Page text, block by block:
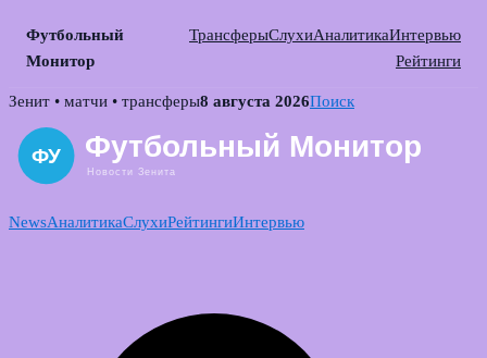
Футбольный
Монитор
ТрансферыСлухиАналитикаИнтервью
Рейтинги
Skip
content
Зенит • матчи • трансферы8 августа 2026Поиск
NewsАналитикаСлухиРейтингиИнтервью